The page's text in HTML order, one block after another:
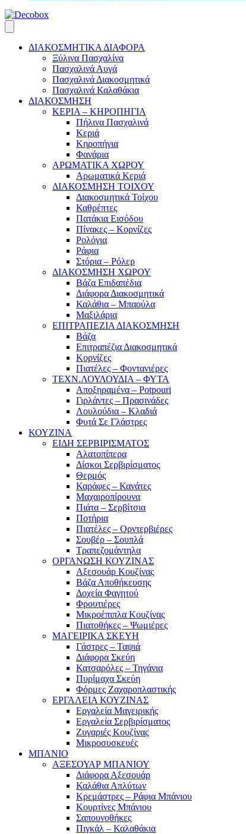
ΔΙΑΚΟΣΜΗΤΙΚΑ ΔΙΑΦΟΡΑ
Ξύλινα Πασχαλίνα
Πασχαλινά Αυγά
Πασχαλινά Διακοσμητικά
Πασχαλινά Καλαθάκια
ΔΙΑΚΟΣΜΗΣΗ
ΚΕΡΙΑ – ΚΗΡΟΠΗΓΙΑ
Πήλινα Πασχαλινά
Κεριά
Κηροπήγια
Φανάρια
ΑΡΩΜΑΤΙΚΑ ΧΩΡΟΥ
Αρωματικά Κεριά
ΔΙΑΚΟΣΜΗΣΗ ΤΟΙΧΟΥ
Διακοσμητικά Τοίχου
Καθρέπτες
Πατάκια Εισόδου
Πίνακες – Κορνίζες
Ρολόγια
Ράφια
Στόρια – Ρόλερ
ΔΙΑΚΟΣΜΗΣΗ ΧΩΡΟΥ
Βάζα Επιδαπέδια
Διάφορα Διακοσμητικά
Καλάθια – Μπαούλα
Μαξιλάρια
ΕΠΙΤΡΑΠΕΖΙΑ ΔΙΑΚΟΣΜΗΣΗ
Βάζα
Επιτραπέζια Διακοσμητικά
Κορνίζες
Πιατέλες – Φοντανιέρες
ΤΕΧΝ.ΛΟΥΛΟΥΔΙΑ – ΦΥΤΑ
Αποξηραμένα – Potpouri
Γιρλάντες – Πρασινάδες
Λουλούδια – Κλαδιά
Φυτά Σε Γλάστρες
ΚΟΥΖΙΝΑ
ΕΙΔΗ ΣΕΡΒΙΡΙΣΜΑΤΟΣ
Αλατοπίπερα
Δίσκοι Σερβιρίσματος
Θερμός
Καράφες – Κανάτες
Μαχαιροπίρουνα
Πιάτα – Σερβίτσια
Ποτήρια
Πιατέλες – Ορντερβιέρες
Σουβέρ – Σουπλά
Τραπεζομάντηλα
ΟΡΓΑΝΩΣΗ ΚΟΥΖΙΝΑΣ
Αξεσουάρ Κουζίνας
Βάζα Αποθήκευσης
Δοχεία Φαγητού
Φρουτιέρες
Μικροέπιπλα Κουζίνας
Πιατοθήκες – Ψωμιέρες
ΜΑΓΕΙΡΙΚΑ ΣΚΕΥΗ
Γάστρες – Ταψιά
Διάφορα Σκεύη
Κατσαρόλες – Τηγάνια
Πυρίμαχα Σκεύη
Φόρμες Ζαχαροπλαστικής
ΕΡΓΑΛΕΙΑ ΚΟΥΖΙΝΑΣ
Εργαλεία Μαγειρικής
Εργαλεία Σερβιρίσματος
Ζυγαριές Κουζίνας
Μικροσυσκευές
ΜΠΑΝΙΟ
ΑΞΕΣΟΥΑΡ ΜΠΑΝΙΟΥ
Διάφορα Αξεσουάρ
Καλάθια Απλύτων
Κρεμάστρες – Ράφια Μπάνιου
Κουρτίνες Μπάνιου
Σαπουνοθήκες
Πιγκάλ – Καλαθάκια